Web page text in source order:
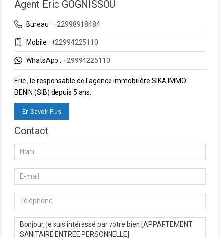
Agent Eric GOGNISSOU
Bureau : +22998918484
Mobile : +22994225110
WhatsApp : +29994225110
Eric , le responsable de l'agence immobilière SIKA IMMO
BENIN (SIB) depuis 5 ans.
En Savoir Plus
Contact